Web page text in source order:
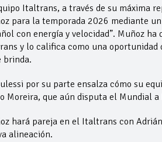
Italtrans, a través de su máxima
para la temporada 2026 mediante
con energía y velocidad”. Muñoz
y lo califica como una oportunidad
brinda.
por su parte ensalza cómo su
Moreira, que aún disputa el Mundial
hará pareja en el Italtrans con
alineación.